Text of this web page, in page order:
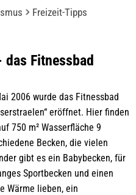
Freizeit-Tipps
Fitnessbad
2006 wurde das Fitnessbad
eröffnet. Hier finden
750 m² Wasserfläche 9
Becken, die vielen
gibt es ein Babybecken, für
Sportbecken und einen
Wärme lieben, ein